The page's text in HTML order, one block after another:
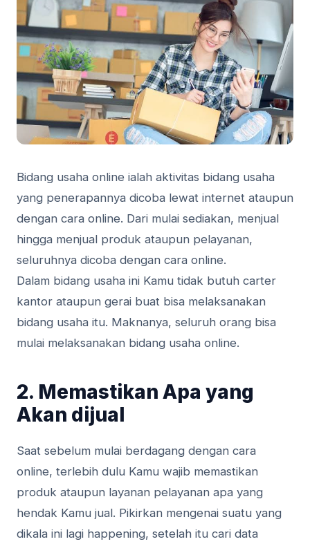
Bidang usaha online ialah aktivitas bidang usaha
yang penerapannya dicoba lewat internet ataupun
dengan cara online. Dari mulai sediakan, menjual
hingga menjual produk ataupun pelayanan,
seluruhnya dicoba dengan cara online.
Dalam bidang usaha ini Kamu tidak butuh carter
kantor ataupun gerai buat bisa melaksanakan
bidang usaha itu. Maknanya, seluruh orang bisa
mulai melaksanakan bidang usaha online.
2. Memastikan Apa yang
Akan dijual
Saat sebelum mulai berdagang dengan cara
online, terlebih dulu Kamu wajib memastikan
produk ataupun layanan pelayanan apa yang
hendak Kamu jual. Pikirkan mengenai suatu yang
dikala ini lagi happening, setelah itu cari data